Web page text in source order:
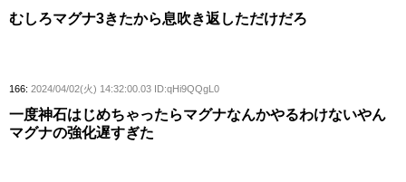
むしろマグナ3きたから息吹き返しただけだろ
166: 2024/04/02(火) 14:32:00.03 ID:qHi9QQgL0
一度神石はじめちゃったらマグナなんかやるわけないやん
マグナの強化遅すぎた